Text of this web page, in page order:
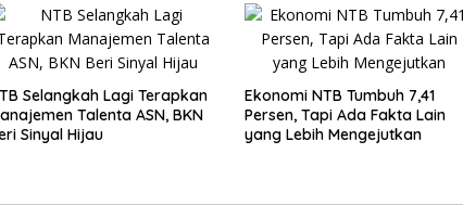
Selangkah Lagi Terapkan
Talenta ASN, BKN
Sinyal Hijau
Ekonomi NTB Tumbuh 7,41
Persen, Tapi Ada Fakta Lain
yang Lebih Mengejutkan